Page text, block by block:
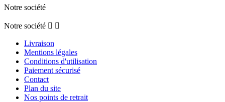
Notre société
Notre société  
Livraison
Mentions légales
Conditions d'utilisation
Paiement sécurisé
Contact
Plan du site
Nos points de retrait